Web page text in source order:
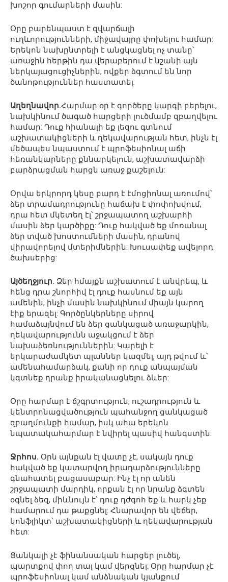
խոշոր գումարների մասին:
Օրը բարենպաստ է զվարճալի
ուղևորությունների, միջավայրը փոխելու համար:
Երեկոն նախընտրելի է անցկացնել ոչ տանը՝
առաջին հերթին դա վերաբերում է նշանի այն
ներկայացուցիչներին, ովքեր ձգտում են նոր
ծանոթություններ հաստատել:
Աղեղնավոր.Հարմար օր է գործերը կարգի բերելու,
նախկինում ծագած հարցերի լուծմամբ զբաղվելու
համար: Դուք հիանալի եք լեզու գտնում
աշխատակիցների և ղեկավարության հետ, ինչն էլ
մեծապես նպաստում է պրոֆեսիոնալ աճի
հեռանկարները քննարկելուն, աշխատավարձի
բարձրացման հարցն առաջ քաշելուն:
Օրվա երկրորդ կեսը բարդ է էմոցիոնալ առումով՝
ձեր տրամադրությունը հաճախ է փոփոխվում,
դրա հետ մկետեղ էլ՝ շրջապատող աշխարհի
մասին ձեր կարծիքը: Դուք հակված եք մոռանալ
ձեր տված խոստումների մասին, դրանով
վիրավորելով մտերիմներին: Խուսափեք ավելորդ
ծախսերից:
Այծեղջյուր. Ձեր հմայքն աշխատում է անվրեպ, և
հենց դրա շնորհիվ էլ դուք հասնում եք այն
ամենին, ինչի մասին նախկինում միայն կարող
էիք երազել: Գործընկերները սիրով
համաձայնվում են ձեր ցանկացած առաջարկին,
ղեկավարությունն աջակցում է ձեր
նախաձեռնություններին: Կարելի է
երկարաժամկետ պլաններ կազմել, այդ թվում և՝
ամենահամարձակ, քանի որ դուք անպայման
կգտնեք դրանք իրականացնելու ձևեր:
Օրը հարմար է ճշգրտություն, ուշադրություն և
կենտրոնացվածություն պահանջող ցանկացած
զբաղմունքի համար, իսկ ահա երեկոն
նպատակահարմար է նվիրել պասիվ հանգստին:
Ջրհոս. Օրն այնքան էլ վատը չէ, սակայն դուք
հակված եք կատարվող իրադարձությունները
գնահատել բացասաբար: Ինչ էլ որ անեն
շրջապատի մարդիկ, որքան էլ որ նրանք ձգտեն
օգնել ձեզ, միևնույն է՝ դուք դժգոհ եք և հարկ չեք
համարում դա թաքցնել: Հնարավոր են վեճեր,
կոնֆլիկտ՝ աշխատակիցների և ղեկավարության
հետ:
Ցանկալի չէ ֆինանսական հարցեր լուծել,
պարտքով փող տալ կամ վերցնել: Օրը հարմար չէ
պրոֆեսիոնալ կամ անձնական կյանքում